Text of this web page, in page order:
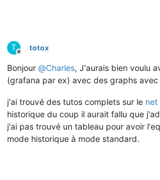
T
Offline
totox
Bonjour @Charles, J'aurais bien voulu
(grafana par ex) avec des graphs
j'ai trouvé des tutos complets sur le net
historique du coup il aurait fallu que
j'ai pas trouvé un tableau pour avoir
mode historique à mode standard.